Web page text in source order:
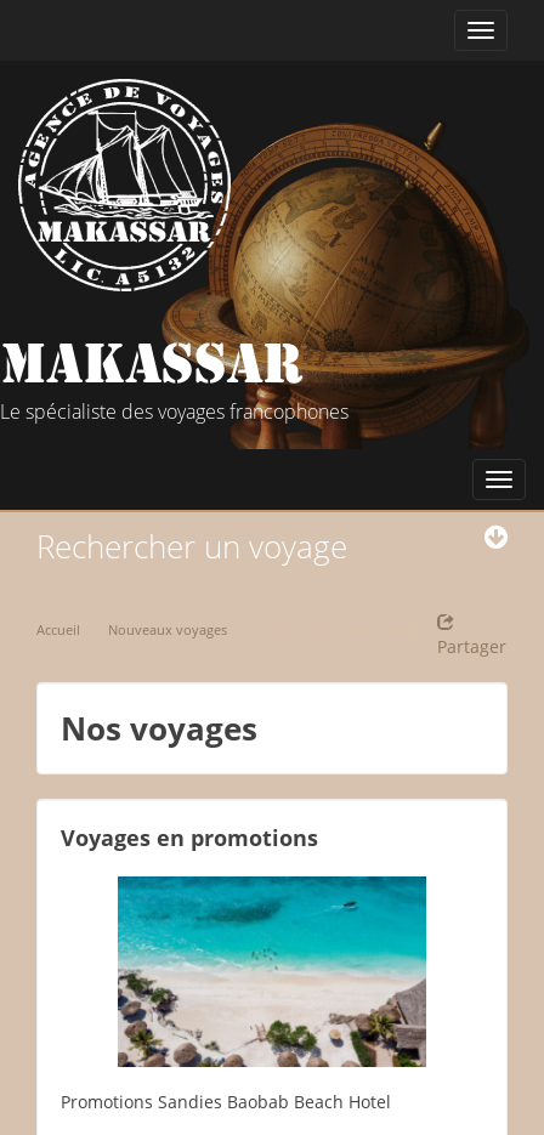
Le spécialiste des voyages francophones
Rechercher un voyage
Accueil Nouveaux voyages
Partager
Nos voyages
Voyages en promotions
Promotions Sandies Baobab Beach Hotel